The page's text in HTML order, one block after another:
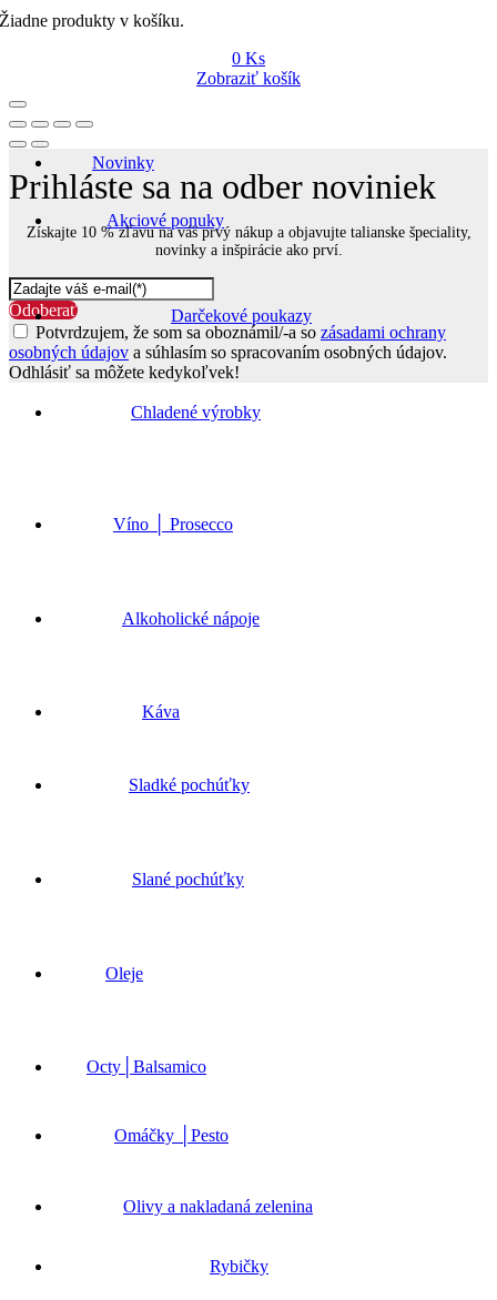
Žiadne produkty v košíku.
0 Ks
Zobraziť košík
Novinky
Akciové ponuky
Darčekové poukazy
Chladené výrobky
Víno │ Prosecco
Alkoholické nápoje
Káva
Sladké pochúťky
Slané pochúťky
Oleje
Octy│Balsamico
Omáčky │Pesto
Olivy a nakladaná zelenina
Rybičky
Prihláste sa na odber noviniek
Získajte 10 % zľavu na váš prvý nákup a objavujte talianske špeciality,
novinky a inšpirácie ako prví.
Odoberať
Potvrdzujem, že som sa oboznámil/-a so zásadami ochrany
osobných údajov a súhlasím so spracovaním osobných údajov.
Odhlásiť sa môžete kedykoľvek!